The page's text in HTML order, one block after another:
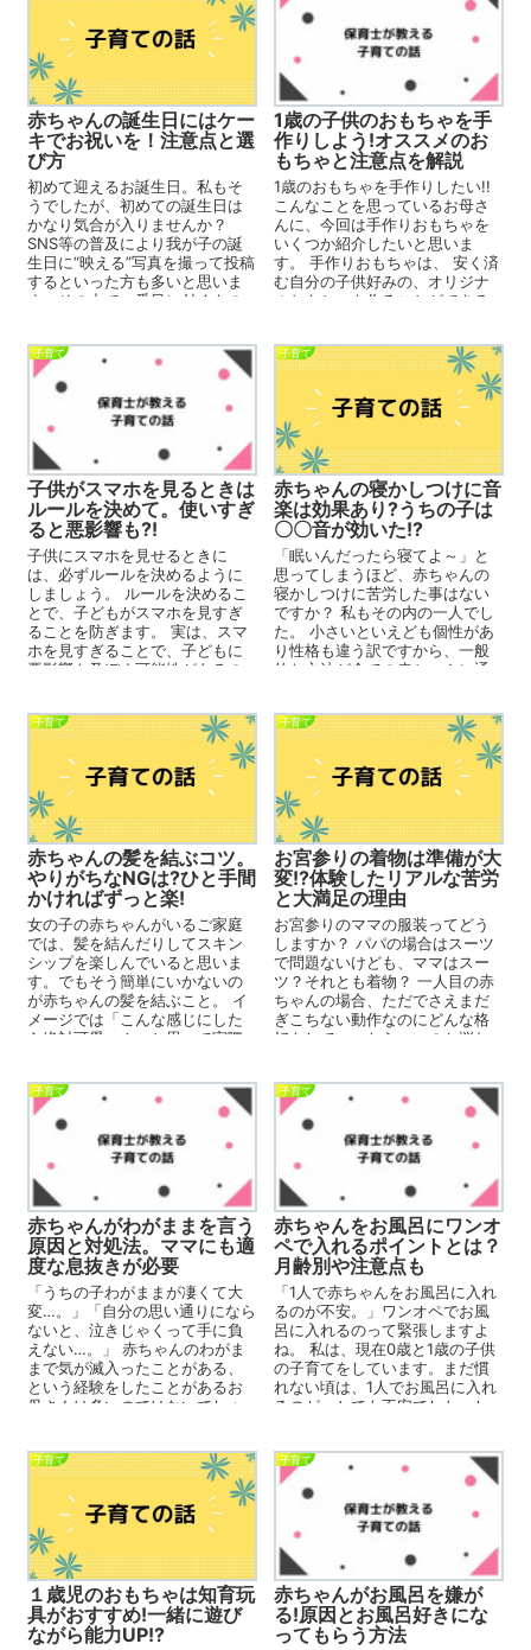
赤ちゃんの誕生日にはケー
キでお祝いを！注意点と選
び方
初めて迎えるお誕生日。私もそ
うでしたが、初めての誕生日は
かなり気合が入りませんか？
SNS等の普及により我が子の誕
生日に“映える”写真を撮って投稿
するといった方も多いと思いま
す。その中で一番目に付くもの
1歳の子供のおもちゃを手
作りしよう!オススメのお
もちゃと注意点を解説
1歳のおもちゃを手作りしたい!!
こんなことを思っているお母さ
んに、今回は手作りおもちゃを
いくつか紹介したいと思いま
す。 手作りおもちゃは、 安く済
む自分の子供好みの、オリジナ
ルおもちゃを作ることができる
子育て
子供がスマホを見るときは
ルールを決めて。使いすぎ
ると悪影響も?!
子供にスマホを見せるときに
は、必ずルールを決めるように
しましょう。 ルールを決めるこ
とで、子どもがスマホを見すぎ
ることを防ぎます。 実は、スマ
ホを見すぎることで、子どもに
悪影響を及ぼす可能性があるの
子育て
赤ちゃんの寝かしつけに音
楽は効果あり?うちの子は
〇〇音が効いた!?
「眠いんだったら寝てよ～」と
思ってしまうほど、赤ちゃんの
寝かしつけに苦労した事はない
ですか？ 私もその内の一人でし
た。 小さいといえども個性があ
り性格も違う訳ですから、一般
的な方法が全ての赤ちゃんに通
子育て
赤ちゃんの髪を結ぶコツ。
やりがちなNGは?ひと手間
かければずっと楽!
女の子の赤ちゃんがいるご家庭
では、髪を結んだりしてスキン
シップを楽しんでいると思いま
す。でもそう簡単にいかないの
が赤ちゃんの髪を結ぶこと。 イ
メージでは「こんな感じにした
ら絶対可愛い！」と思って実際
子育て
お宮参りの着物は準備が大
変!?体験したリアルな苦労
と大満足の理由
お宮参りのママの服装ってどう
しますか？ パパの場合はスーツ
で問題ないけども、ママはスー
ツ？それとも着物？ 一人目の赤
ちゃんの場合、ただでさえまだ
ぎこちない動作なのにどんな格
好をしていったらいいのか悩む
子育て
赤ちゃんがわがままを言う
原因と対処法。ママにも適
度な息抜きが必要
「うちの子わがままが凄くて大
変…。」「自分の思い通りになら
ないと、泣きじゃくって手に負
えない…。」 赤ちゃんのわがま
まで気が滅入ったことがある、
という経験をしたことがあるお
母さんは多いのではないでしょ
子育て
赤ちゃんをお風呂にワンオ
ペで入れるポイントとは？
月齢別や注意点も
「1人で赤ちゃんをお風呂に入れ
るのが不安。」ワンオペでお風
呂に入れるのって緊張しますよ
ね。 私は、現在0歳と1歳の子供
の子育てをしています。まだ慣
れない頃は、1人でお風呂に入れ
るのが、とても不安でした。し
子育て
１歳児のおもちゃは知育玩
具がおすすめ!一緒に遊び
ながら能力UP!?
子育て
赤ちゃんがお風呂を嫌が
る!原因とお風呂好きにな
ってもらう方法